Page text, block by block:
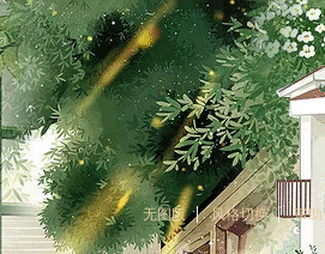
无图版 风格切换 帮助